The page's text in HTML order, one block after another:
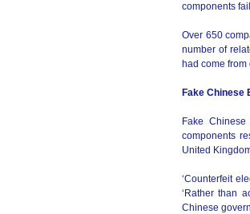
components
Over 650
number of
had come
Fake Chinese
Fake
components
United
‘Counterfeit
‘Rather than
Chinese